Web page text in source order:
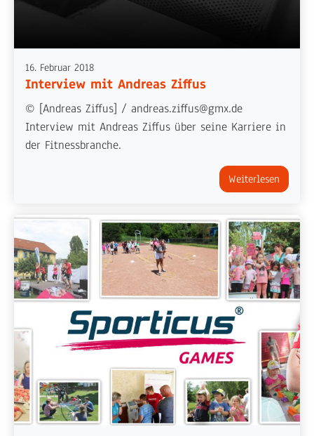
16. Februar 2018
Interview mit Andreas Ziffus
© [Andreas Ziffus] / andreas.ziffus@gmx.de
Interview mit Andreas Ziffus über seine Karriere in
der Fitnessbranche.
Weiterlesen